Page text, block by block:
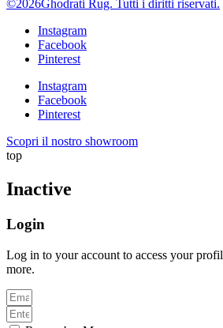
©2026Ghodrati Rug. Tutti i diritti riservati.
Instagram
Facebook
Pinterest
Instagram
Facebook
Pinterest
Scopri il nostro showroom
top
Inactive
Login
Log in to your account to access your
more.